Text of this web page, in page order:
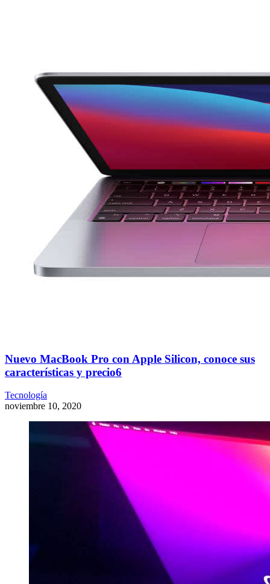
Nuevo MacBook Pro con Apple Silicon, conoce sus
características y precio6
Tecnología
noviembre 10, 2020